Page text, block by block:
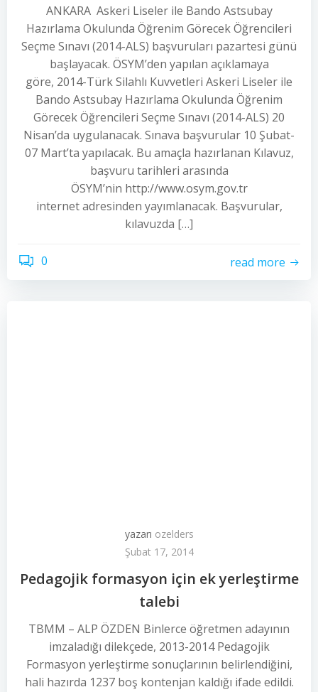
ANKARA Askeri Liseler ile Bando Astsubay
Hazırlama Okulunda Öğrenim Görecek Öğrencileri
Seçme Sınavı (2014-ALS) başvuruları pazartesi günü
başlayacak. ÖSYM’den yapılan açıklamaya
göre, 2014-Türk Silahlı Kuvvetleri Askeri Liseler ile
Bando Astsubay Hazırlama Okulunda Öğrenim
Görecek Öğrencileri Seçme Sınavı (2014-ALS) 20
Nisan’da uygulanacak. Sınava başvurular 10 Şubat-
07 Mart’ta yapılacak. Bu amaçla hazırlanan Kılavuz,
başvuru tarihleri arasında
ÖSYM’nin http://www.osym.gov.tr
internet adresinden yayımlanacak. Başvurular,
kılavuzda […]
0 read more
yazarı ozelders
Şubat 17, 2014
Pedagojik formasyon için ek yerleştirme
talebi
TBMM – ALP ÖZDEN Binlerce öğretmen adayının
imzaladığı dilekçede, 2013-2014 Pedagojik
Formasyon yerleştirme sonuçlarının belirlendiğini,
hali hazırda 1237 boş kontenjan kaldığı ifade edildi.